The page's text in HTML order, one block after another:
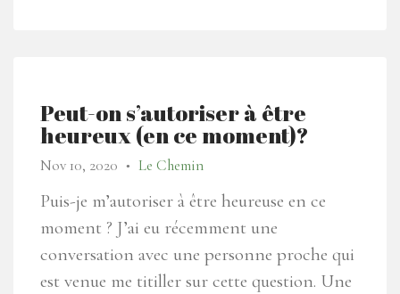
Peut-on s’autoriser à être
heureux (en ce moment)?
Nov 10, 2020 ● Le Chemin
Puis-je m’autoriser à être heureuse en ce
moment ? J’ai eu récemment une
conversation avec une personne proche qui
est venue me titiller sur cette question. Une